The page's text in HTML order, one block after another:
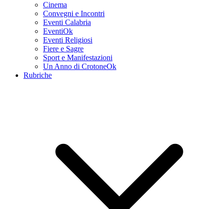
Cinema
Convegni e Incontri
Eventi Calabria
EventiOk
Eventi Religiosi
Fiere e Sagre
Sport e Manifestazioni
Un Anno di CrotoneOk
Rubriche